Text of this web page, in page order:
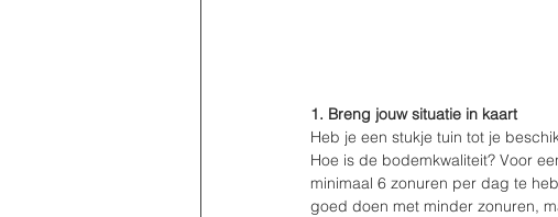
1. Breng jouw situatie in kaart
Heb je een stukje tuin tot je
Hoe is de bodemkwaliteit? Voor
minimaal 6 zonuren per dag te
goed doen met minder zonuren,